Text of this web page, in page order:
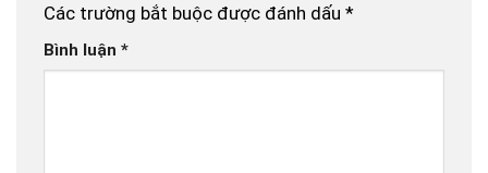
Các trường bắt buộc được đánh dấu *
Bình luận *